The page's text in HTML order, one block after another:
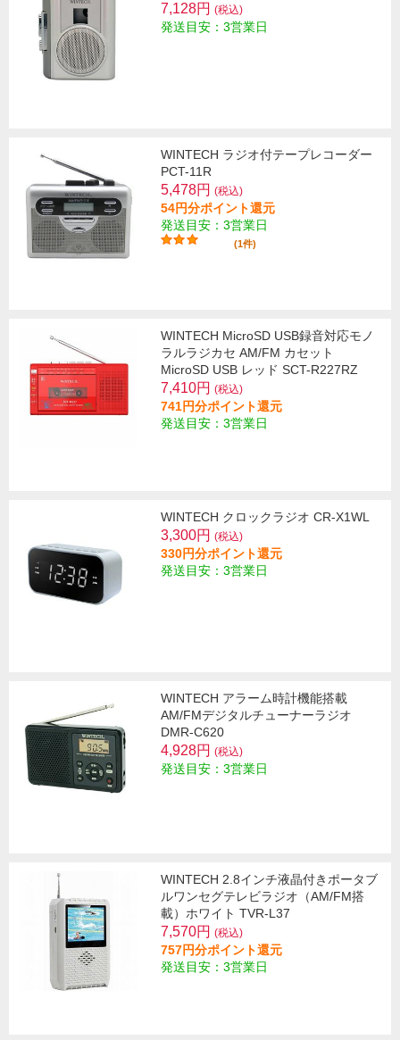
7,128円 (税込)
発送目安：3営業日
WINTECH ラジオ付テープレコーダー
PCT-11R
5,478円 (税込)
54円分ポイント還元
発送目安：3営業日
(1件)
WINTECH MicroSD USB録音対応モノ
ラルラジカセ AM/FM カセット
MicroSD USB レッド SCT-R227RZ
7,410円 (税込)
741円分ポイント還元
発送目安：3営業日
WINTECH クロックラジオ CR-X1WL
3,300円 (税込)
330円分ポイント還元
発送目安：3営業日
WINTECH アラーム時計機能搭載
AM/FMデジタルチューナーラジオ
DMR-C620
4,928円 (税込)
発送目安：3営業日
WINTECH 2.8インチ液晶付きポータブ
ルワンセグテレビラジオ（AM/FM搭
載）ホワイト TVR-L37
7,570円 (税込)
757円分ポイント還元
発送目安：3営業日